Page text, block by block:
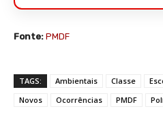
Fonte: PMDF
TAGS: Ambientais Classe
Novos
Ocorrências PMDF